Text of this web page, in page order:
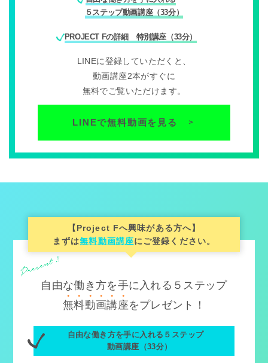
５ステップ動画講座（33分）
PROJECT Fの詳細 特別講座（33分）
LINEに登録していただくと、
動画講座2本がすぐに
無料でご覧いただけます。
LINEで無料動画を見る ＞
【Project Fへ興味がある方へ】
まずは無料動画講座にご登録ください。
自由な働き方を手に入れる５ステップ
無料動画講座をプレゼント！
自由な働き方を手に入れる５ステップ
動画講座（33分）